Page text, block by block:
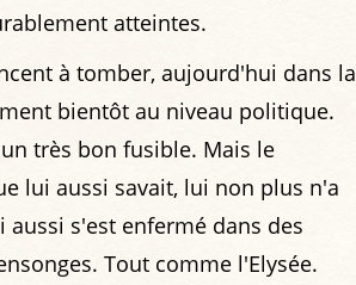
atteintes.
à tomber, aujourd'hui dans la
bientôt au niveau politique.
très bon fusible. Mais le
lui aussi savait, lui non plus n'a
aussi s'est enfermé dans des
Tout comme l'Elysée.